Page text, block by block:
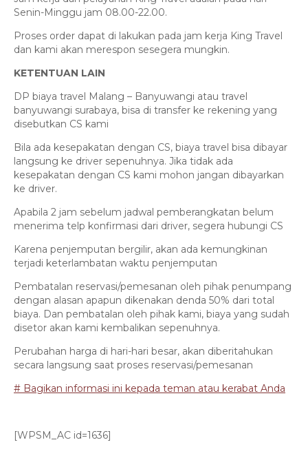
Senin-Minggu jam 08.00-22.00.
Proses order dapat di lakukan pada jam kerja King Travel
dan kami akan merespon sesegera mungkin.
KETENTUAN LAIN
DP biaya travel Malang – Banyuwangi atau travel
banyuwangi surabaya, bisa di transfer ke rekening yang
disebutkan CS kami
Bila ada kesepakatan dengan CS, biaya travel bisa dibayar
langsung ke driver sepenuhnya. Jika tidak ada
kesepakatan dengan CS kami mohon jangan dibayarkan
ke driver.
Apabila 2 jam sebelum jadwal pemberangkatan belum
menerima telp konfirmasi dari driver, segera hubungi CS
Karena penjemputan bergilir, akan ada kemungkinan
terjadi keterlambatan waktu penjemputan
Pembatalan reservasi/pemesanan oleh pihak penumpang
dengan alasan apapun dikenakan denda 50% dari total
biaya. Dan pembatalan oleh pihak kami, biaya yang sudah
disetor akan kami kembalikan sepenuhnya.
Perubahan harga di hari-hari besar, akan diberitahukan
secara langsung saat proses reservasi/pemesanan
# Bagikan informasi ini kepada teman atau kerabat Anda
[WPSM_AC id=1636]